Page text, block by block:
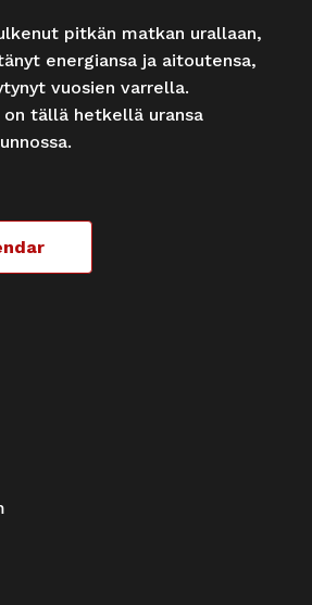
pitkän matkan urallaan,
energiansa ja aitoutensa,
vuosien varrella.
on tällä hetkellä uransa